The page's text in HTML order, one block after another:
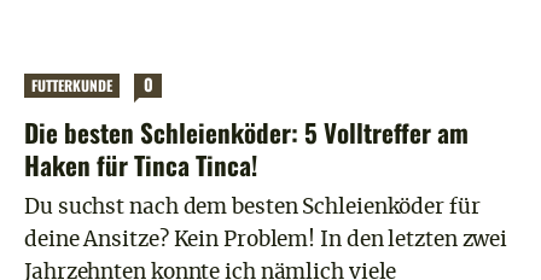
FUTTERKUNDE 0
Die besten Schleienköder: 5 Volltreffer am
Haken für Tinca Tinca!
Du suchst nach dem besten Schleienköder für
deine Ansitze? Kein Problem! In den letzten zwei
Jahrzehnten konnte ich nämlich viele